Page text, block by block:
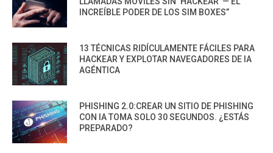
INCREÍBLE PODER DE LOS SIM BOXES”
13 TÉCNICAS RIDÍCULAMENTE FÁCILES PARA
HACKEAR Y EXPLOTAR NAVEGADORES DE IA
AGÉNTICA
PHISHING 2.0:CREAR UN SITIO DE PHISHING
CON IA TOMA SOLO 30 SEGUNDOS. ¿ESTÁS
PREPARADO?